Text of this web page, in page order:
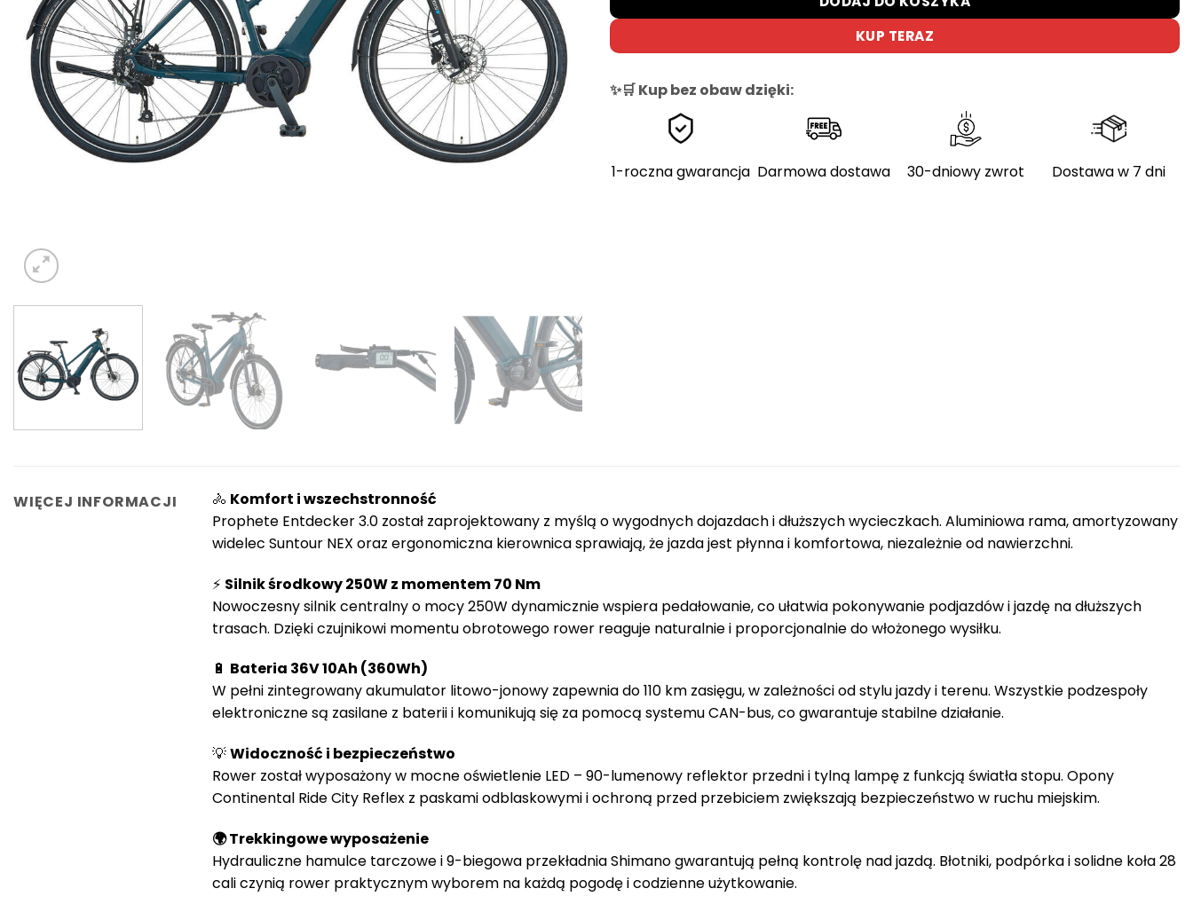
KUP TERAZ
✨🛒 Kup bez obaw dzięki:
1-roczna gwarancja Darmowa dostawa 30-dniowy zwrot Dostawa w 7 dni
WIĘCEJ INFORMACJI 🚴 Komfort i wszechstronność
Prophete Entdecker 3.0 został zaprojektowany z myślą o wygodnych dojazdach i dłuższych wycieczkach. Aluminiowa rama, amortyzowany
widelec Suntour NEX oraz ergonomiczna kierownica sprawiają, że jazda jest płynna i komfortowa, niezależnie od nawierzchni.
⚡ Silnik środkowy 250W z momentem 70 Nm
Nowoczesny silnik centralny o mocy 250W dynamicznie wspiera pedałowanie, co ułatwia pokonywanie podjazdów i jazdę na dłuższych
trasach. Dzięki czujnikowi momentu obrotowego rower reaguje naturalnie i proporcjonalnie do włożonego wysiłku.
🔋 Bateria 36V 10Ah (360Wh)
W pełni zintegrowany akumulator litowo-jonowy zapewnia do 110 km zasięgu, w zależności od stylu jazdy i terenu. Wszystkie podzespoły
elektroniczne są zasilane z baterii i komunikują się za pomocą systemu CAN-bus, co gwarantuje stabilne działanie.
💡Widoczność i bezpieczeństwo
Rower został wyposażony w mocne oświetlenie LED – 90-lumenowy reflektor przedni i tylną lampę z funkcją światła stopu. Opony
Continental Ride City Reflex z paskami odblaskowymi i ochroną przed przebiciem zwiększają bezpieczeństwo w ruchu miejskim.
🌍 Trekkingowe wyposażenie
Hydrauliczne hamulce tarczowe i 9-biegowa przekładnia Shimano gwarantują pełną kontrolę nad jazdą. Błotniki, podpórka i solidne koła 28
cali czynią rower praktycznym wyborem na każdą pogodę i codzienne użytkowanie.